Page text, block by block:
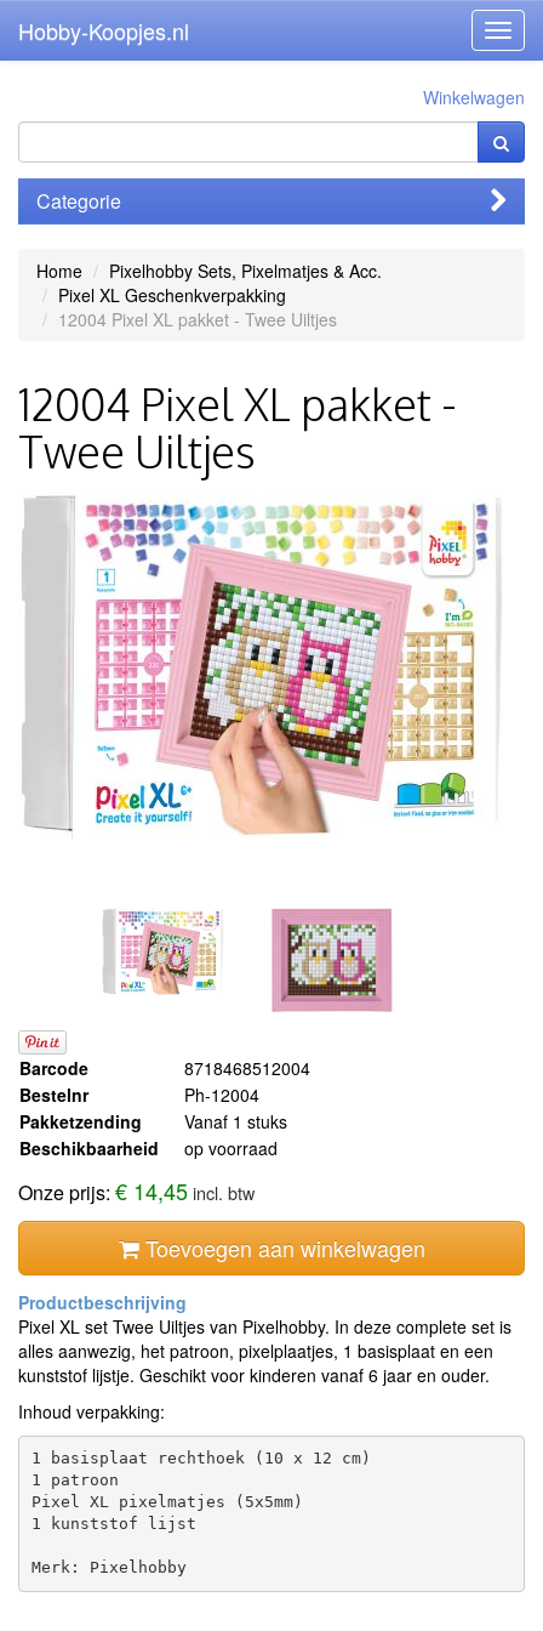
Hobby-Koopjes.nl
Winkelwagen
Categorie
Home
Pixelhobby Sets, Pixelmatjes & Acc.
Pixel XL Geschenkverpakking
12004 Pixel XL pakket - Twee Uiltjes
12004 Pixel XL pakket -
Twee Uiltjes
Barcode
8718468512004
Bestelnr
Ph-12004
Pakketzending
Vanaf 1 stuks
Beschikbaarheid
op voorraad
Onze prijs: € 14,45incl. btw
Toevoegen aan winkelwagen
Pixel XL set Twee Uiltjes van Pixelhobby. In deze complete set is
alles aanwezig, het patroon, pixelplaatjes, 1 basisplaat en een
kunststof lijstje. Geschikt voor kinderen vanaf 6 jaar en ouder.
Inhoud verpakking:
1 basisplaat rechthoek (10 x 12 cm)
1 patroon
Pixel XL pixelmatjes (5x5mm)
1 kunststof lijst
Merk: Pixelhobby